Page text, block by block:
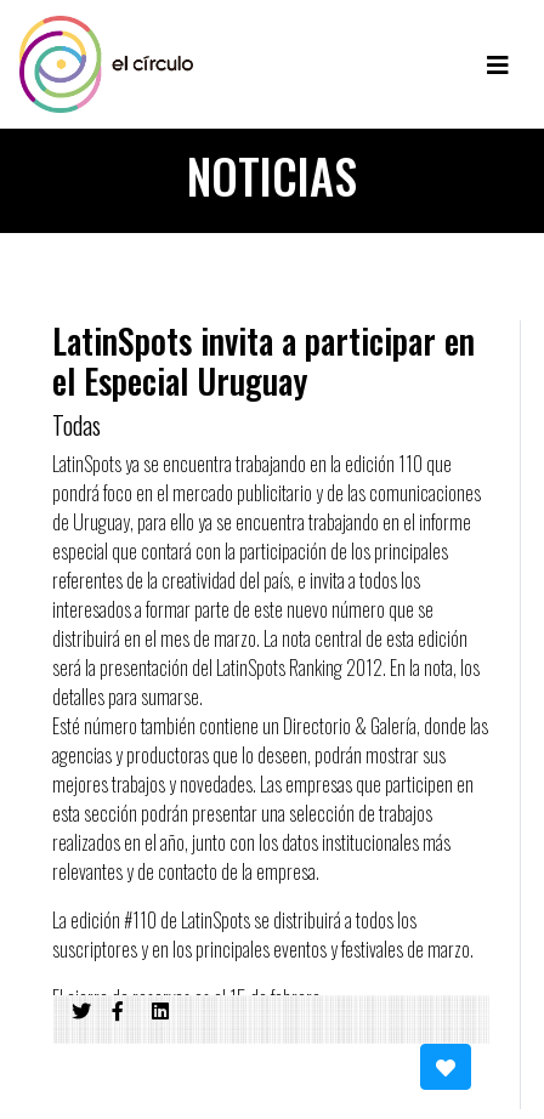
NOTICIAS
LatinSpots invita a participar en
el Especial Uruguay
Todas
LatinSpots ya se encuentra trabajando en la edición 110 que
pondrá foco en el mercado publicitario y de las comunicaciones
de Uruguay, para ello ya se encuentra trabajando en el informe
especial que contará con la participación de los principales
referentes de la creatividad del país, e invita a todos los
interesados a formar parte de este nuevo número que se
distribuirá en el mes de marzo. La nota central de esta edición
será la presentación del LatinSpots Ranking 2012. En la nota, los
detalles para sumarse.
Esté número también contiene un Directorio & Galería, donde las
agencias y productoras que lo deseen, podrán mostrar sus
mejores trabajos y novedades. Las empresas que participen en
esta sección podrán presentar una selección de trabajos
realizados en el año, junto con los datos institucionales más
relevantes y de contacto de la empresa.
La edición #110 de LatinSpots se distribuirá a todos los
suscriptores y en los principales eventos y festivales de marzo.
El cierre de reservas es el 15 de febrero.
Más información: uruguay@latinspots.com